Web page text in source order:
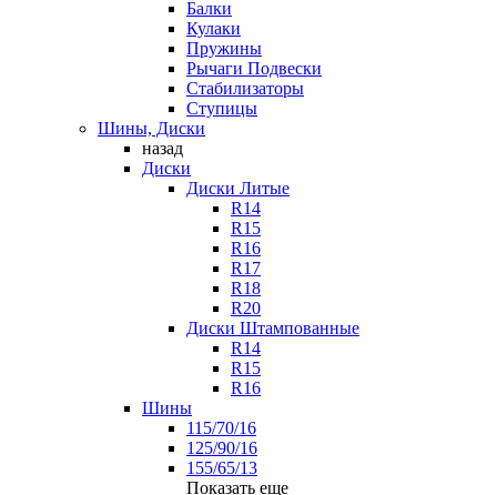
Балки
Кулаки
Пружины
Рычаги Подвески
Стабилизаторы
Ступицы
Шины, Диски
назад
Диски
Диски Литые
R14
R15
R16
R17
R18
R20
Диски Штампованные
R14
R15
R16
Шины
115/70/16
125/90/16
155/65/13
Показать еще